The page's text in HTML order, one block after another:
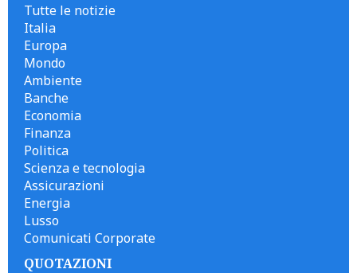
Tutte le notizie
Italia
Europa
Mondo
Ambiente
Banche
Economia
Finanza
Politica
Scienza e tecnologia
Assicurazioni
Energia
Lusso
Comunicati Corporate
QUOTAZIONI